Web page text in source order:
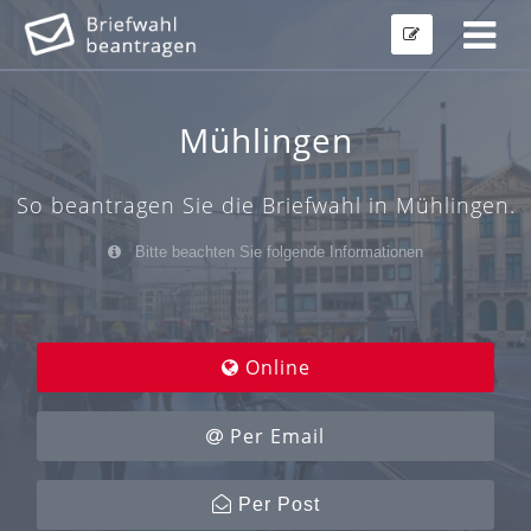
Mühlingen
So beantragen Sie die Briefwahl in Mühlingen.
Bitte beachten Sie folgende Informationen
Online
Per Email
Per Post